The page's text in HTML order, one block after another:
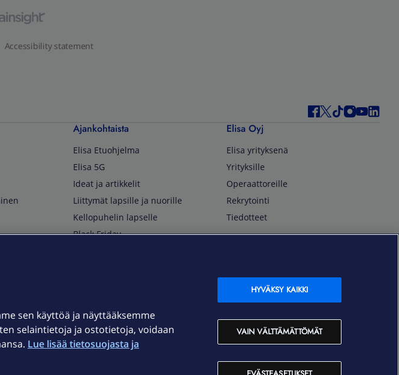
Accessibility statement
Ajankohtaista
Elisa Etuohjelma
Elisa 5G
Ideat ja artikkelit
Liittymät lapsille ja nuorille
Kellopuhelin lapselle
Black Friday
Elisa Oyj
Elisa yrityksenä
Yrityksille
Operaattoreille
Rekrytointi
Tiedotteet
OmaElisa Self Service
Moving to Finland
Elisa Corporation
sen käyttöä ja näyttääksemme
selaintietoja ja ostotietoja, voidaan
Lue lisää tietosuojasta ja
VAIN VÄLTTÄMÄTTÖMÄT
HYVÄKSY KAIKKI